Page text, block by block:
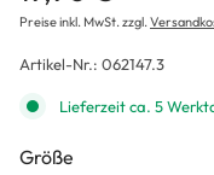
Preise inkl. MwSt. zzgl.
Artikel-Nr.: 062147.3
Lieferzeit ca. 5
Größe